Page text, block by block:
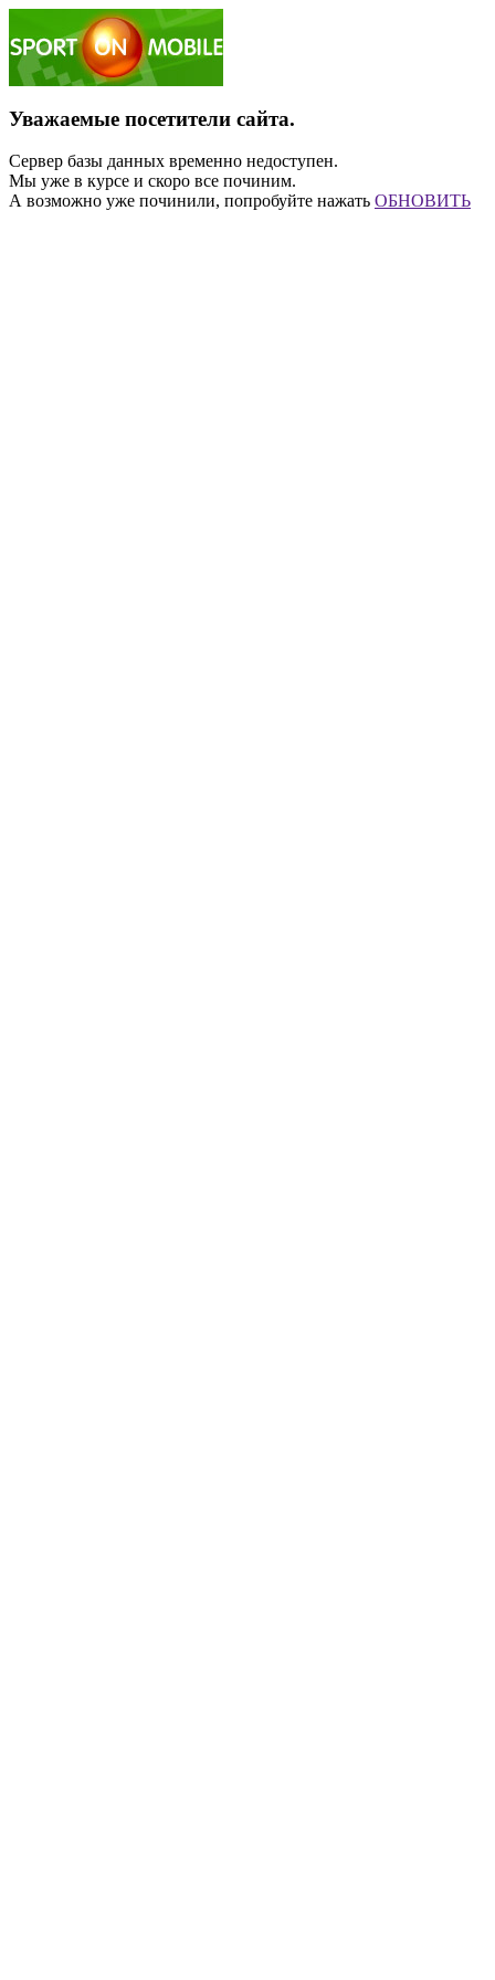
Уважаемые посетители сайта.
Сервер базы данных временно недоступен.
Мы уже в курсе и скоро все починим.
А возможно уже починили, попробуйте нажать ОБНОВИТЬ